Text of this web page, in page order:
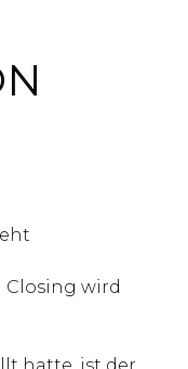
Closing wird